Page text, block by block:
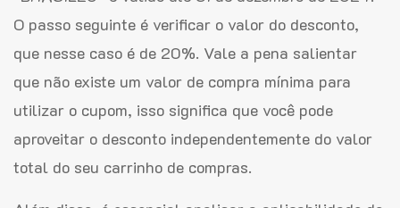
O passo seguinte é verificar o valor do desconto,
que nesse caso é de 20%. Vale a pena salientar
que não existe um valor de compra mínima para
utilizar o cupom, isso significa que você pode
aproveitar o desconto independentemente do valor
total do seu carrinho de compras.